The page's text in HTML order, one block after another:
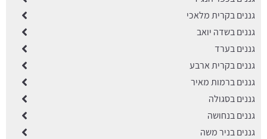
גננים בקרית מלאכי
גננים בשדה יואב
גננים בערד
גננים בקרית ארבע
גננים ברמות מאיר
גננים בסגולה
גננים בנחושה
גננים בניר משה